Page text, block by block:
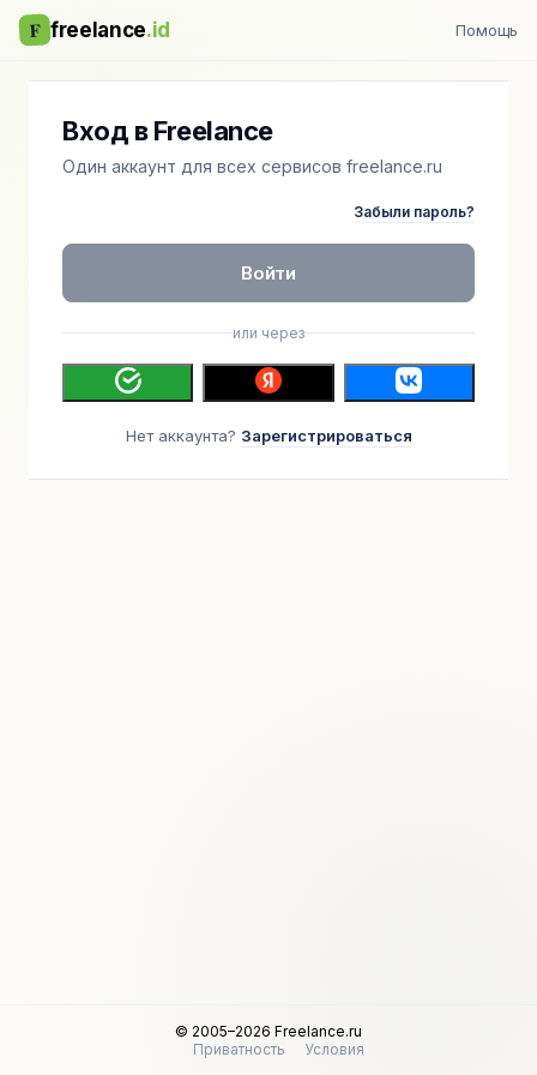
F freelance.id Помощь
Вход в Freelance
Один аккаунт для всех сервисов freelance.ru
Забыли пароль?
Войти
или через
Нет аккаунта? Зарегистрироваться
© 2005–2026 Freelance.ru
Приватность
Условия